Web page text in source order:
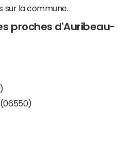
sur la commune.
proches d'Auribeau-